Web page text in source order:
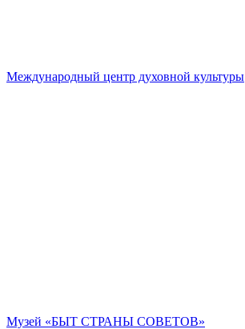
Международный центр духовной культуры
Музей «БЫТ СТРАНЫ СОВЕТОВ»